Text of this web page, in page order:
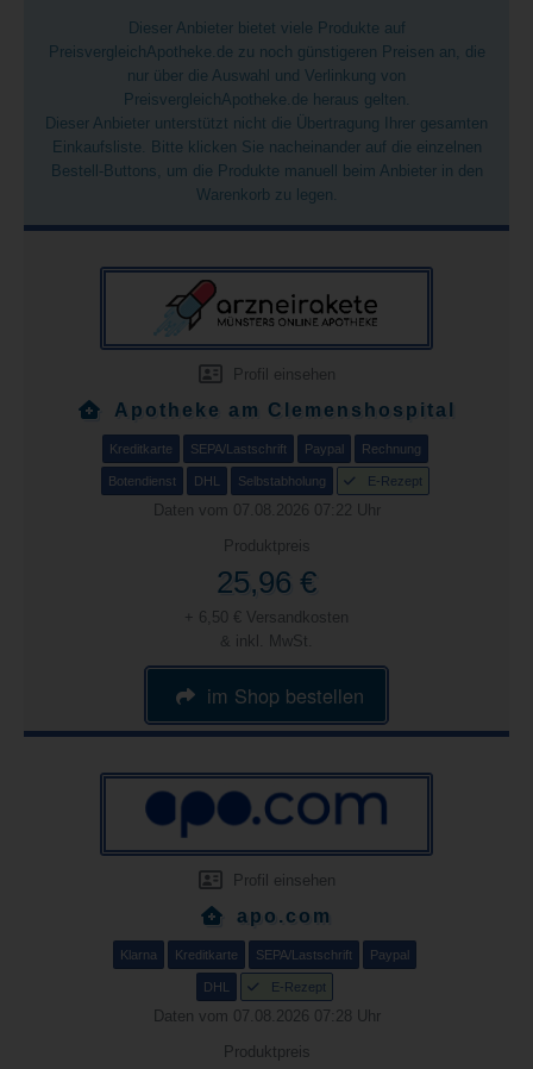
Dieser Anbieter bietet viele Produkte auf
PreisvergleichApotheke.de zu noch günstigeren Preisen an, die
nur über die Auswahl und Verlinkung von
PreisvergleichApotheke.de heraus gelten.
Dieser Anbieter unterstützt nicht die Übertragung Ihrer gesamten
Einkaufsliste. Bitte klicken Sie nacheinander auf die einzelnen
Bestell-Buttons, um die Produkte manuell beim Anbieter in den
Warenkorb zu legen.
Profil einsehen
Apotheke am Clemenshospital
Kreditkarte SEPA/Lastschrift Paypal Rechnung
Botendienst DHL Selbstabholung E-Rezept
Daten vom 07.08.2026 07:22 Uhr
Produktpreis
25,96 €
+ 6,50 € Versandkosten
& inkl. MwSt.
im Shop bestellen
Profil einsehen
apo.com
Klarna Kreditkarte SEPA/Lastschrift Paypal
DHL E-Rezept
Daten vom 07.08.2026 07:28 Uhr
Produktpreis